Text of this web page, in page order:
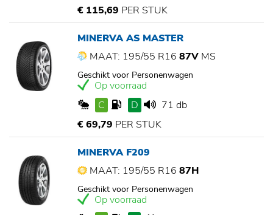
€ 115,69 PER STUK
MINERVA AS MASTER
MAAT: 195/55 R16 87V MS
Geschikt voor Personenwagen
Op voorraad
C
D
71 db
€ 69,79 PER STUK
MINERVA F209
MAAT: 195/55 R16 87H
Geschikt voor Personenwagen
Op voorraad